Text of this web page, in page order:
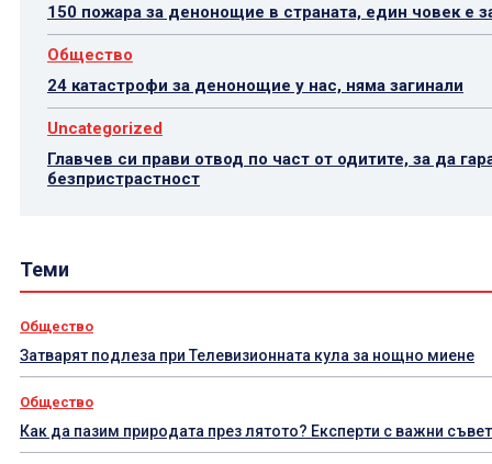
150 пожара за денонощие в страната, един човек е
Общество
24 катастрофи за денонощие у нас, няма загинали
Uncategorized
Главчев си прави отвод по част от одитите, за да
безпристрастност
Теми
Общество
Затварят подлеза при Телевизионната кула за нощно миене
Общество
Как да пазим природата през лятото? Експерти с важни